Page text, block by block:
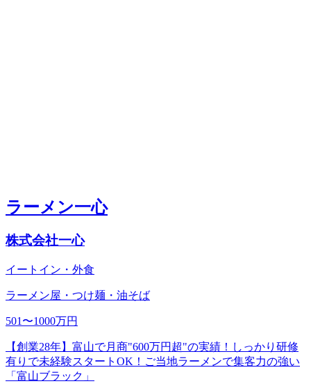
ラーメン一心
株式会社一心
イートイン・外食
ラーメン屋・つけ麺・油そば
501〜1000万円
【創業28年】富山で月商"600万円超"の実績！しっかり研修
有りで未経験スタートOK！ご当地ラーメンで集客力の強い
「富山ブラック」